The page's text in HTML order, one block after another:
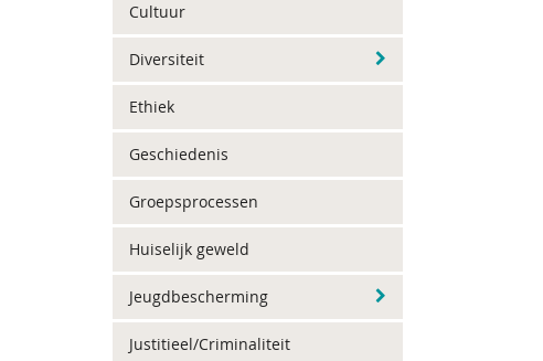
Cultuur
Diversiteit
Ethiek
Geschiedenis
Groepsprocessen
Huiselijk geweld
Jeugdbescherming
Justitieel/Criminaliteit